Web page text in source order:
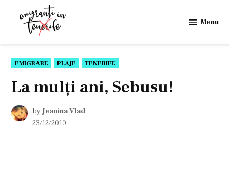
in
Menu
POSTED
IN
EMIGRARE PLAJE TENERIFE
La mulţi ani, Sebusu!
by Jeanina Vlad
23/12/2010